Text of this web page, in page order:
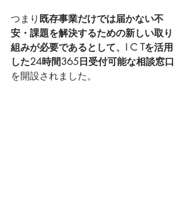
つまり 既存事業だけでは届かない不
安・課題を解決するための新しい取り
組みが必要であるとして、I C Tを活用
した24時間365日受付可能な相談窓口
を開設されました。